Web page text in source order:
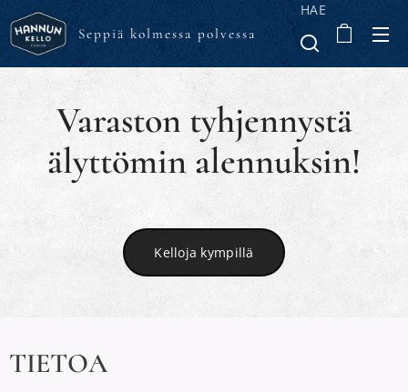
Seppiä kolmessa polvessa
HAE
Varaston tyhjennystä
älyttömin alennuksin!
Kelloja kympillä
TIETOA